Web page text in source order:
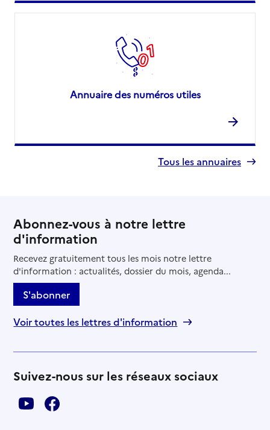
Annuaire des numéros utiles
Tous les annuaires
Abonnez-vous à notre lettre
d'information
Recevez gratuitement tous les mois notre lettre
d'information : actualités, dossier du mois, agenda...
S'abonner
Voir toutes les lettres d'information
Suivez-nous sur les réseaux sociaux